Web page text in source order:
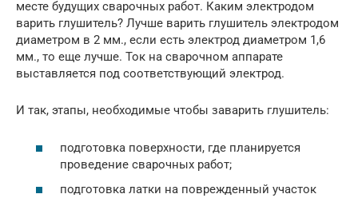
месте будущих сварочных работ. Каким электродом
варить глушитель? Лучше варить глушитель электродом
диаметром в 2 мм., если есть электрод диаметром 1,6
мм., то еще лучше. Ток на сварочном аппарате
выставляется под соответствующий электрод.
И так, этапы, необходимые чтобы заварить глушитель:
подготовка поверхности, где планируется
проведение сварочных работ;
подготовка латки на поврежденный участок